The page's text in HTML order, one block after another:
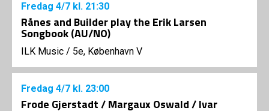
Fredag 4/7 kl. 21:30
Rånes and Builder play the Erik Larsen
Songbook (AU/NO)
ILK Music / 5e, København V
Fredag 4/7 kl. 23:00
Frode Gjerstadt / Margaux Oswald / Ivar